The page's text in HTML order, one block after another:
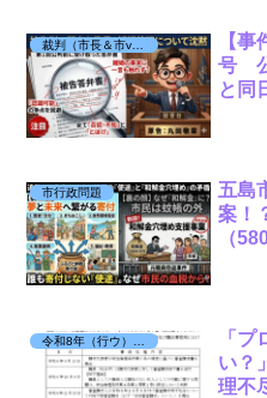
裁判（市長＆市vs丸田）
【
号
と同
市行政問題
五島
案！
（
「
い？
理不